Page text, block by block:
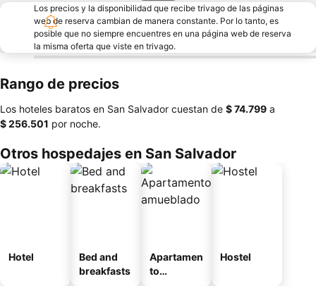
Los precios y la disponibilidad que recibe trivago de las páginas
web de reserva cambian de manera constante. Por lo tanto, es
posible que no siempre encuentres en una página web de reserva
la misma oferta que viste en trivago.
Rango de precios
Los hoteles baratos en San Salvador cuestan de ‎$ 74.799 a
‎$ 256.501 por noche.
Otros hospedajes en San Salvador
Hotel
Bed and
breakfasts
Apartamen
to
Hostel